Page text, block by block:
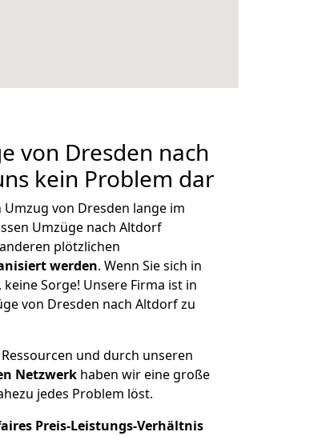
von Dresden nach
kein Problem dar
von Dresden lange im
Umzüge nach Altdorf
plötzlichen
werden. Wenn Sie sich in
Sorge! Unsere Firma ist in
von Dresden nach Altdorf zu
und durch unseren
Netzwerk haben wir eine große
jedes Problem löst.
Preis-Leistungs-Verhältnis